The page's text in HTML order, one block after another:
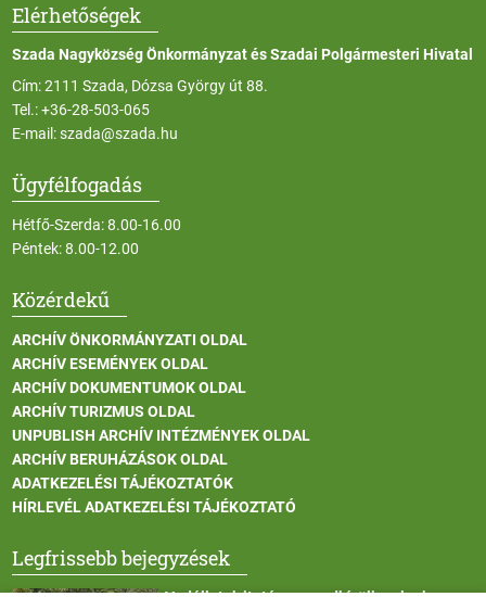
Elérhetőségek
Szada Nagyközség Önkormányzat és Szadai Polgármesteri Hivatal
Cím: 2111 Szada, Dózsa György út 88.
Tel.:+36-28-503-065
E-mail:szada@szada.hu
Ügyfélfogadás
Hétfő-Szerda: 8.00-16.00
Péntek: 8.00-12.00
Közérdekű
ARCHÍV ÖNKORMÁNYZATI OLDAL
ARCHÍV ESEMÉNYEK OLDAL
ARCHÍV DOKUMENTUMOK OLDAL
ARCHÍV TURIZMUS OLDAL
UNPUBLISH ARCHÍV INTÉZMÉNYEK OLDAL
ARCHÍV BERUHÁZÁSOK OLDAL
ADATKEZELÉSI TÁJÉKOZTATÓK
HÍRLEVÉL ADATKEZELÉSI TÁJÉKOZTATÓ
Legfrissebb bejegyzések